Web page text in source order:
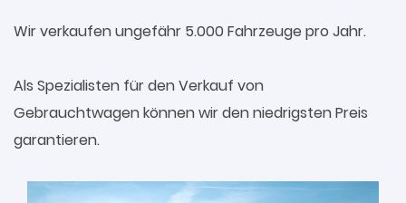
Wir verkaufen ungefähr 5.000 Fahrzeuge pro Jahr.
Als Spezialisten für den Verkauf von
Gebrauchtwagen können wir den niedrigsten Preis
garantieren.